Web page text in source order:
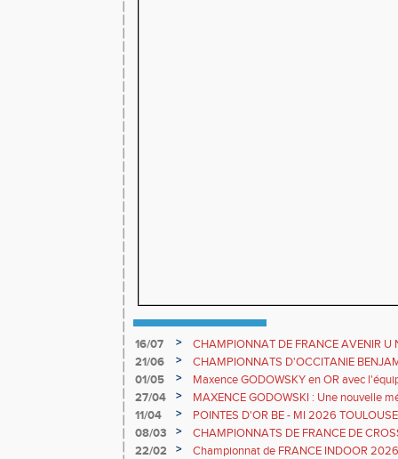
16/07 >
CHAMPIONNAT DE FRANCE AVENIR U
21/06
>
CHAMPIONNATS D'OCCITANIE
longueur pour Mattéo VERVELLE
01/05 >
Maxence GODOWSKY en OR avec
27/04
>
MAXENCE GODOWSKI : Une nouvelle
sélection avec l'équipe de FRANCE
11/04 >
POINTES D'OR BE - MI 2026
08/03
>
CHAMPIONNATS DE FRANCE DE
22/02
>
Championnat de FRANCE INDOOR